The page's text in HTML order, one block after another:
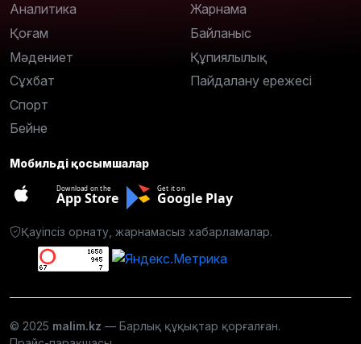
Аналитика
Қоғам
Мәдениет
Сұхбат
Спорт
Бейне
Жарнама
Байланыс
Құпиялылық
Пайдалану ережесі
Мобильді қосымшалар
Download on the
App Store
Get it on
Google Play
Қауіпсіз орнату, жарнамасыз хабарламалар.
© 2025 malim.kz — Барлық құқықтар қорғалған.